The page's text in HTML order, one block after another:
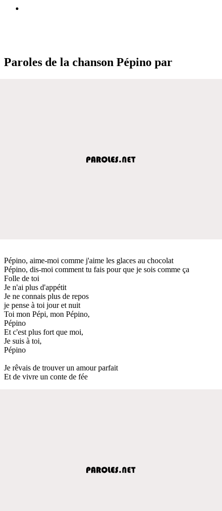
Paroles de la chanson Pépino par
Pépino, aime-moi comme j'aime les glaces au chocolat
Pépino, dis-moi comment tu fais pour que je sois comme ça
Folle de toi
Je n'ai plus d'appétit
Je ne connais plus de repos
je pense à toi jour et nuit
Toi mon Pépi, mon Pépino,
Pépino
Et c'est plus fort que moi,
Je suis à toi,
Pépino
Je rêvais de trouver un amour parfait
Et de vivre un conte de fée